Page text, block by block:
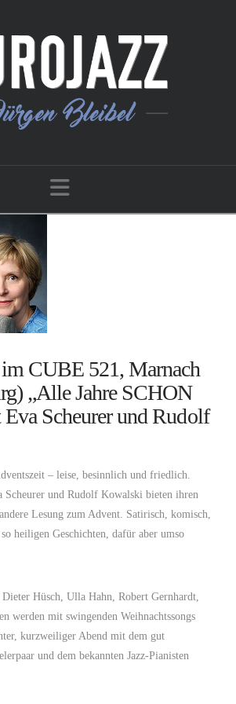
Navigation
CUBE 521, Marnach
„Alle Jahre SCHON
Scheurer und Rudolf
– leise, besinnlich und friedlich.
Scheurer und Rudolf Kowalski bieten ihren
Lesung zum Advent. Satirisch, komisch,
heiligen Geschichten, dafür aber umso
Hüsch, Ulla Hahn, Robert Gernhardt,
werden mit swingenden Weihnachtssongs
kurzweiliger Abend mit dem gut
und dem bekannten Jazz-Pianisten